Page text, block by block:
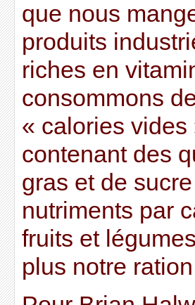
que nous
produits
riches en
consommons
« calories
contenant des
gras et de
nutriments par
fruits et
plus notre